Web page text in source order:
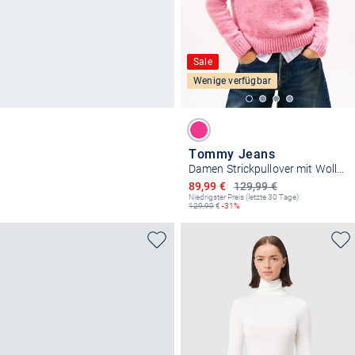
Sale
Wenige verfügbar
Tommy Jeans
129,99 €
Ermäßigter Preis
89,99 €
Niedrigster Preis (letzte 30 Tage):
129,99€ -31%